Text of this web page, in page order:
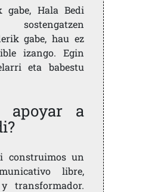
gabe, Hala Bedi
sostengatzen
gabe, hau ez
izango. Egin
eta babestu
apoyar a
construimos un
libre,
transformador.